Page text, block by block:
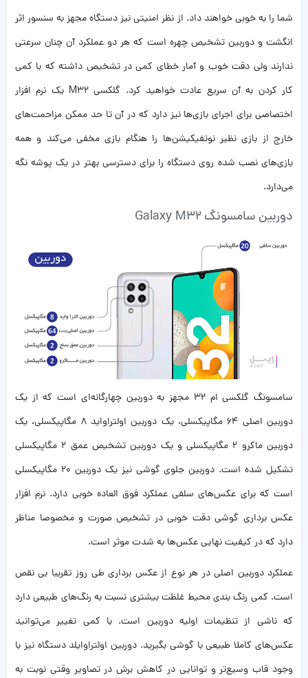
شما را به خوبی خواهند داد. از نظر امنیتی نیز دستگاه مجهز به سنسور اثر
انگشت و دوربین تشخیص چهره است که هر دو عملکرد آن چنان سرعتی‌
ندارند ولی دقت خوب و آمار خطای کمی در تشخیص داشته که با کمی
کار کردن به آن سریع عادت خواهید کرد. گلکسی M32 یک نرم افزار
اختصاصی برای اجرای بازی‌ها نیز دارد که در آن تا حد ممکن مزاحمت‌های
خارج از بازی نظیر نوتفیکیشن‌ها را هنگام بازی مخفی می‌کند و همه
بازی‌های نصب شده روی دستگاه را برای دسترسی بهتر در یک پوشه نگه
می‌دارد.
دوربین سامسونگ Galaxy M32
سامسونگ گلکسی ام 32 مجهز به دوربین چهارگانه‌ای است که از یک
دوربین اصلی 64 مگاپیکسلی، یک دوربین اولتراواید 8 مگاپیکسلی، یک
دوربین ماکرو 2 مگاپیکسلی و یک دوربین تشخیص عمق 2 مگاپیکسلی
تشکیل شده است. دوربین جلوی گوشی نیز یک دوربین 20 مگاپیکسلی
است که برای عکس‌های سلفی عملکرد فوق العاده خوبی دارد. نرم افزار
عکس برداری گوشی دقت خوبی در تشخیص صورت و مخصوصا مناظر
دارد که در کیفیت نهایی عکس‌ها به شدت موثر است.
عملکرد دوربین اصلی در هر نوع از عکس برداری طی روز تقریبا بی نقص
است. کمی رنگ بندی محیط غلظت بیشتری نسبت به رنگ‌های طبیعی دارد
که ناشی از تنظیمات اولیه دوربین است. با کمی تغییر می‌توانید
عکس‌های کاملا طبیعی با گوشی بگیرید. دوربین اولتراوایلد دستگاه نیز با
وجود قاب وسیع‌تر و توانایی در کاهش برش در تصاویر وقتی نوبت به